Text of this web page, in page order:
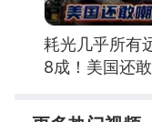
耗光几乎所有
8成！美国还